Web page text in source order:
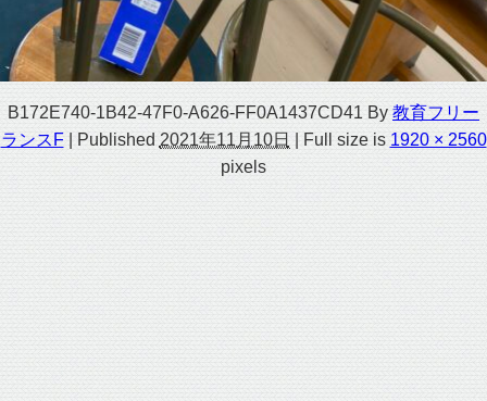
B172E740-1B42-47F0-A626-FF0A1437CD41 By 教育フリー
ランスF
Published 2021年11月10日 Full size is 1920 × 2560
pixels